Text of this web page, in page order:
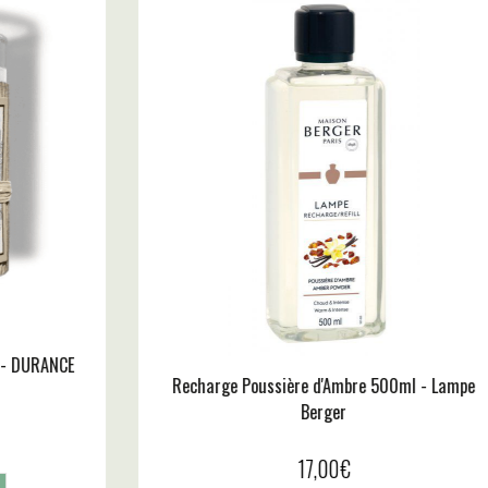
Bougie Parfumée Patchouli - DURANCE
18,90€